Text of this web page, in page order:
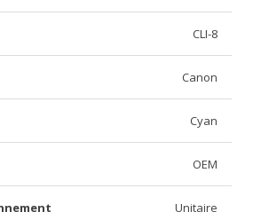
CLI-8
Canon
Cyan
OEM
Unitaire